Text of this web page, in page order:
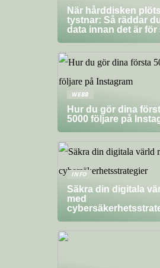
När hårddisken
tystnar: Så räddar
data innan det är för
WEBB
Hur du gör dina
5000 följare på
INFO
Säkra din digitala
med